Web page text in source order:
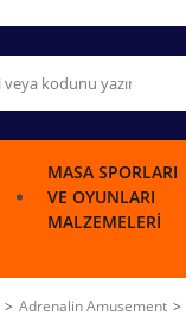
MASA SPORLARI
VE OYUNLARI
MALZEMELERI
Adrenalin Amusement